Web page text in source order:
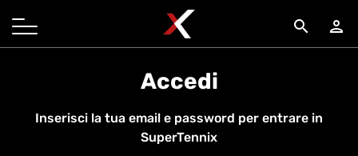
search person
Accedi
Inserisci la tua email e password per entrare in
SuperTennix